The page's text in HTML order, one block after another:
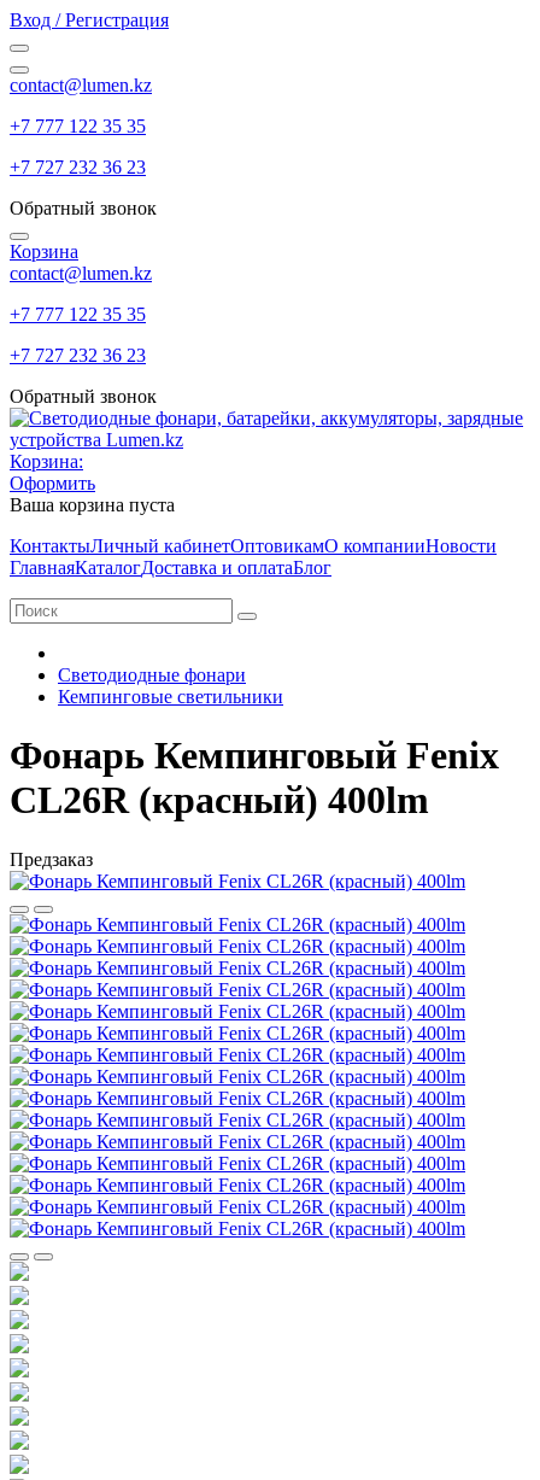
Вход / Регистрация
contact@lumen.kz
+7 777 122 35 35
+7 727 232 36 23
Обратный звонок
Корзина
contact@lumen.kz
+7 777 122 35 35
+7 727 232 36 23
Обратный звонок
Корзина:
Оформить
Ваша корзина пуста
КонтактыЛичный кабинетОптовикамО компанииНовости
ГлавнаяКаталогДоставка и оплатаБлог
Светодиодные фонари
Кемпинговые светильники
Фонарь Кемпинговый Fenix
CL26R (красный) 400lm
Предзаказ